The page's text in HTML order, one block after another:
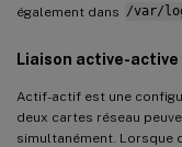
également dans /var/
Liaison active-active
Actif-actif est une
deux cartes réseau
simultanément. Lorsque